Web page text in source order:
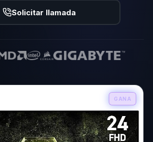
Solicitar llamada
GANA